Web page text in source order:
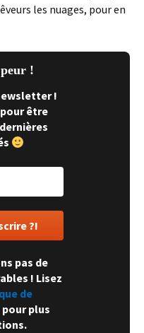
les nuages, pour en
peur !
!
être
pas de
! Lisez
de
pour plus